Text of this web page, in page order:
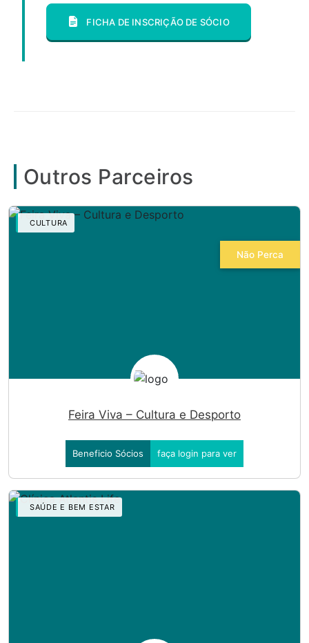
FICHA DE INSCRIÇÃO DE SÓCIO
Outros Parceiros
Não Perca
CULTURA
Feira Viva – Cultura e Desporto
Beneficio Sócios faça login para ver
SAÚDE E BEM ESTAR